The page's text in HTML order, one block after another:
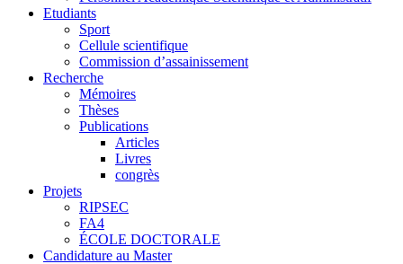
Etudiants
Sport
Cellule scientifique
Commission d’assainissement
Recherche
Mémoires
Thèses
Publications
Articles
Livres
congrès
Projets
RIPSEC
FA4
ÉCOLE DOCTORALE
Candidature au Master